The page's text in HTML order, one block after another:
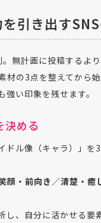
引き出す
無計画に投稿するよ
材の3点を整えてから
い印象を残せます。
決める
ドル像（キャラ）」を
顔・前向き ／清楚・癒
し、自分に活かせる要